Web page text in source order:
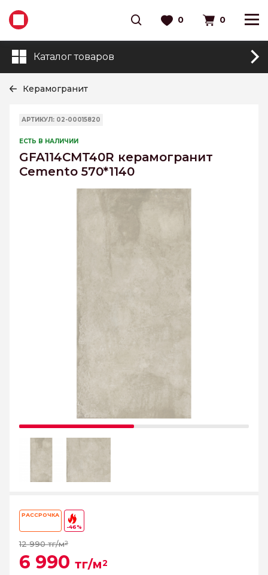
0 0
Каталог товаров
Керамогранит
АРТИКУЛ: 02-00015820
ЕСТЬ В НАЛИЧИИ
GFA114CMT40R керамогранит
Cemento 570*1140
РАССРОЧКА
-46%
12 990 тг/м2
6 990 тг/м2